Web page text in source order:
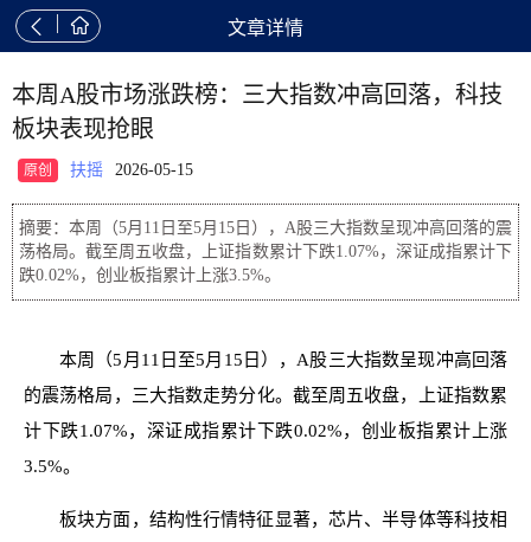
  文章详情
本周A股市场涨跌榜：三大指数冲高回落，科技
板块表现抢眼
原创 扶摇 2026-05-15
摘要：本周（5月11日至5月15日），A股三大指数呈现冲高回落的震
荡格局。截至周五收盘，上证指数累计下跌1.07%，深证成指累计下
跌0.02%，创业板指累计上涨3.5%。
本周（5月11日至5月15日），A股三大指数呈现冲高回落
的震荡格局，三大指数走势分化。截至周五收盘，上证指数累
计下跌1.07%，深证成指累计下跌0.02%，创业板指累计上涨
3.5%。
板块方面，结构性行情特征显著，芯片、半导体等科技相